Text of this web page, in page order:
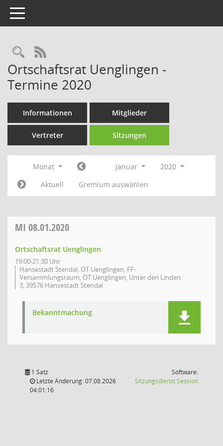
Toggle navigation
Rechercheauswahl
RSS-Feed
Ortschaftsrat Uenglingen -
Termine 2020
Informationen Mitglieder
Vertreter Sitzungen
Monat Januar
2020
Aktuell
Gremium auswählen
MI 08.01.2020
Ortschaftsrat Uenglingen
19:00-21:30 Uhr
Hansestadt Stendal, OT Uenglingen, FF-
Versammlungsraum, OT Uenglingen, Unter den Linden
3, 39576 Hansestadt Stendal
Bekanntmachung
1 Satz
Letzte Änderung: 07.08.2026
04:01:16
Software:
SitzungsdienstSession(Wird in